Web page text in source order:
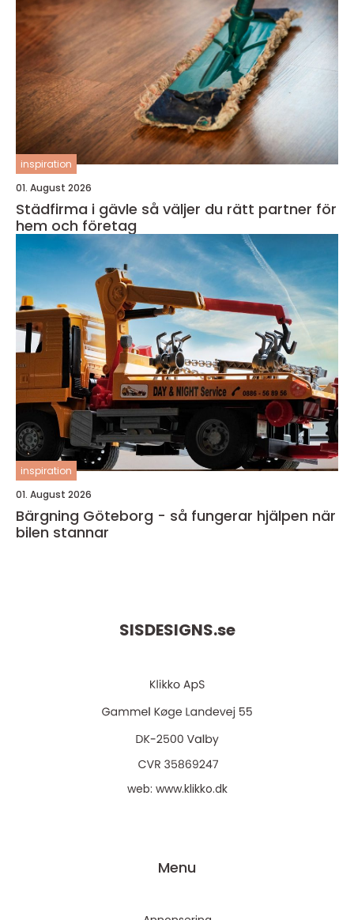
inspiration
01. August 2026
Städfirma i gävle så väljer du rätt partner för
hem och företag
inspiration
01. August 2026
Bärgning Göteborg - så fungerar hjälpen när
bilen stannar
SISDESIGNS.se
web: www.klikko.dk
Menu